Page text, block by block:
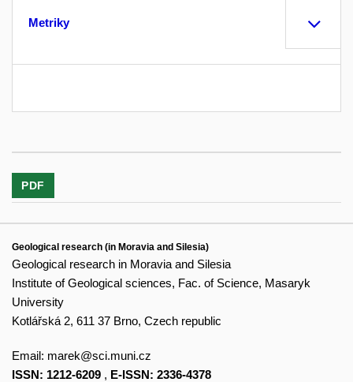
Metriky
PDF
Geological research (in Moravia and Silesia)
Geological research in Moravia and Silesia
Institute of Geological sciences, Fac. of Science, Masaryk
University
Kotlářská 2, 611 37 Brno, Czech republic
Email: marek@sci.muni.cz
ISSN: 1212-6209 , E-ISSN: 2336-4378